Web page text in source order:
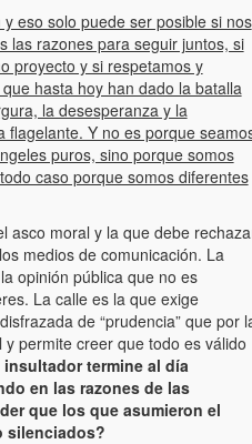
eso solo puede ser posible si nos
las razones para seguir juntos, si
proyecto y si respetamos y
hasta hoy han dado la batalla
la desesperanza y la
flagelante. Y no es porque
puros, sino porque somos
caso porque somos diferentes
asco moral y la que debe
medios de comunicación. La
opinión pública que no es
La calle es la que exige
de “prudencia” que por
permite creer que todo es válido
termine al día
en las razones de las
que los que asumieron el
silenciados?